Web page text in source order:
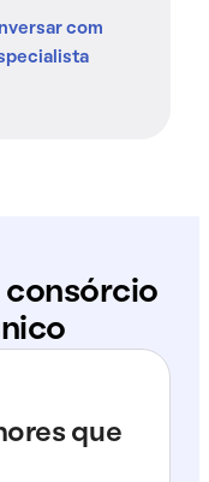
com
consórcio
que